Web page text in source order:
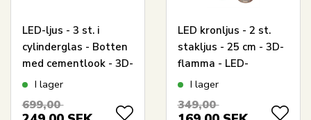
LED-ljus - 3 st. i
cylinderglas - Botten
med cementlook - 3D-
lågorI lager
699,00
LED kronljus - 2 st.
stakljus - 25 cm - 3D-
flamma - LED-
stearinljus
I lager
349,00